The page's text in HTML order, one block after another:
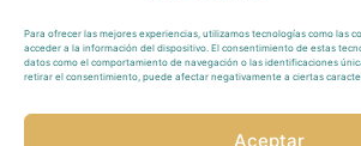
Para ofrecer las mejores experiencias, utilizamos tecnologías como las
acceder a la información del dispositivo. El consentimiento de estas
datos como el comportamiento de navegación o las identificaciones
retirar el consentimiento, puede afectar negativamente a ciertas
Aceptar
Política Privacidad